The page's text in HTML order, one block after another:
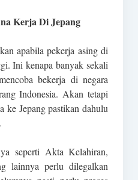
Kerja Di Jepang
apabila pekerja asing di
Ini kenapa banyak sekali
bekerja di negara
Indonesia. Akan tetapi
ke Jepang pastikan dahulu
seperti Akta Kelahiran,
lainnya perlu dilegalkan